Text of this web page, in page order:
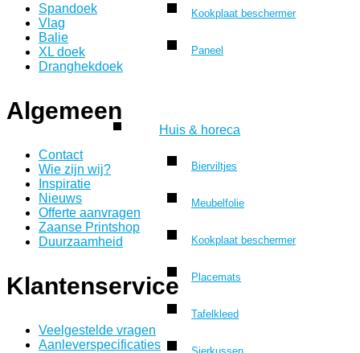
Kookplaat beschermer
Paneel
Huis & horeca
Bierviltjes
Meubelfolie
Kookplaat beschermer
Placemats
Tafelkleed
Spandoek
Vlag
Balie
XL doek
Dranghekdoek
Algemeen
Contact
Wie zijn wij?
Inspiratie
Nieuws
Offerte aanvragen
Zaanse Printshop
Duurzaamheid
Klantenservice
Veelgestelde vragen
Aanleverspecificaties